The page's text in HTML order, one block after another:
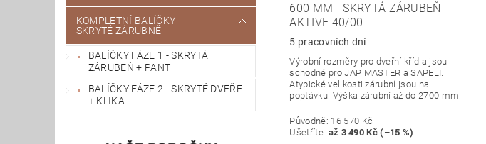
KOMPLETNÍ BALÍČKY -
SKRYTÉ ZÁRUBNĚ
BALÍČKY FÁZE 1 - SKRYTÁ
ZÁRUBEŇ + PANT
BALÍČKY FÁZE 2 - SKRYTÉ DVEŘE
+ KLIKA
600 MM - SKRYTÁ ZÁRUBEŇ
AKTIVE 40/00
5 pracovních dní
Výrobní rozměry pro dveřní křídla jsou
schodné pro JAP MASTER a SAPELI.
Atypické velikosti zárubní jsou na
poptávku. Výška zárubní až do 2700 mm.
Původně: 16 570 Kč
Ušetříte: až 3 490 Kč (–15 %)